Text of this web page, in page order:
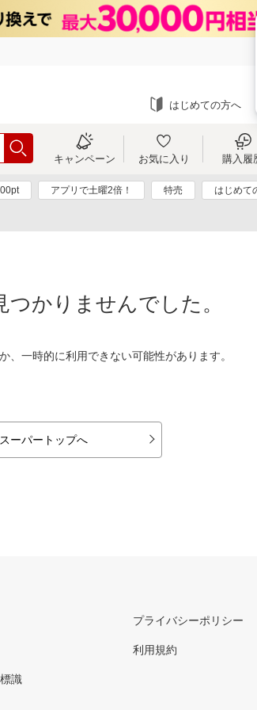
はじめての方へ
キャンペーン お気に入り 購入履
アプリで土曜2倍！ 特売 はじめて
かりませんでした。
、一時的に利用できない可能性があります。
ーパートップへ
識
プライバシーポリシー
利用規約